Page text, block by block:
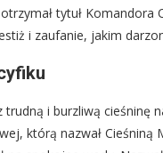
tytuł Komandora
i zaufanie, jakim
trudną i burzliwą cieśninę
którą nazwał Cieśniną